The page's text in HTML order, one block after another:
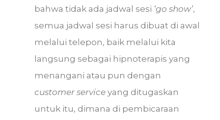
bahwa tidak ada jadwal sesi ‘go show’,
semua jadwal sesi harus dibuat di awal
melalui telepon, baik melalui kita
langsung sebagai hipnoterapis yang
menangani atau pun dengan
customer service yang ditugaskan
untuk itu, dimana di pembicaraan